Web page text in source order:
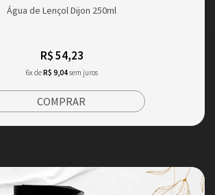
Água de Lençol Dijon 250ml
R$ 54,23
6x deR$ 9,04sem juros
COMPRAR